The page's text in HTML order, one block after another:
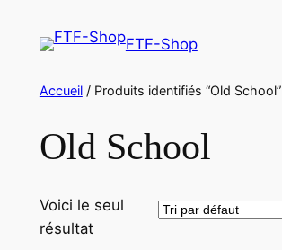
FTF-Shop
Accueil/ Produits identifiés “Old School”
Old School
Voici le seul
résultat